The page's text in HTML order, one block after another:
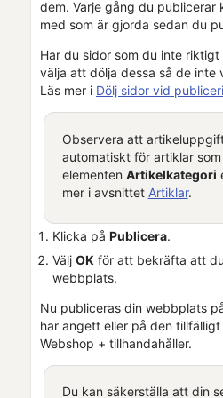
dem. Varje gång du publicerar
med som är gjorda sedan du
Har du sidor som du inte
välja att dölja dessa så de inte
Läs mer i Dölj sidor vid
Observera att
automatiskt för artiklar
elementen Artikelkategori
mer i avsnittet Artiklar.
Klicka på Publicera.
Välj OK för att bekräfta att
webbplats.
Nu publiceras din webbplats
har angett eller på den
Webshop + tillhandahåller.
Du kan säkerställa att din